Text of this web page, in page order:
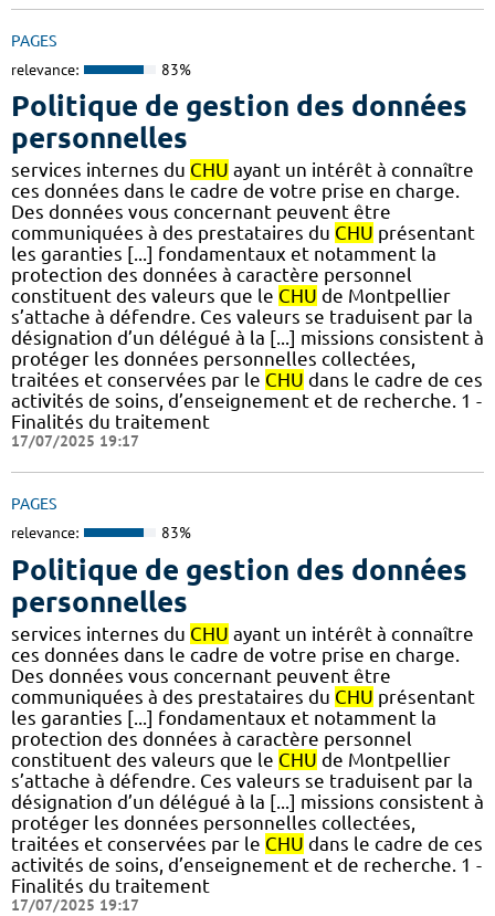
PAGES
relevance: 83%
Politique de gestion des données
personnelles
services internes du CHU ayant un intérêt à connaître
ces données dans le cadre de votre prise en charge.
Des données vous concernant peuvent être
communiquées à des prestataires du CHU présentant
les garanties [...] fondamentaux et notamment la
protection des données à caractère personnel
constituent des valeurs que le CHU de Montpellier
s’attache à défendre. Ces valeurs se traduisent par la
désignation d’un délégué à la [...] missions consistent à
protéger les données personnelles collectées,
traitées et conservées par le CHU dans le cadre de ces
activités de soins, d’enseignement et de recherche. 1 -
Finalités du traitement
17/07/2025 19:17
PAGES
relevance: 83%
Politique de gestion des données
personnelles
services internes du CHU ayant un intérêt à connaître
ces données dans le cadre de votre prise en charge.
Des données vous concernant peuvent être
communiquées à des prestataires du CHU présentant
les garanties [...] fondamentaux et notamment la
protection des données à caractère personnel
constituent des valeurs que le CHU de Montpellier
s’attache à défendre. Ces valeurs se traduisent par la
désignation d’un délégué à la [...] missions consistent à
protéger les données personnelles collectées,
traitées et conservées par le CHU dans le cadre de ces
activités de soins, d’enseignement et de recherche. 1 -
Finalités du traitement
17/07/2025 19:17